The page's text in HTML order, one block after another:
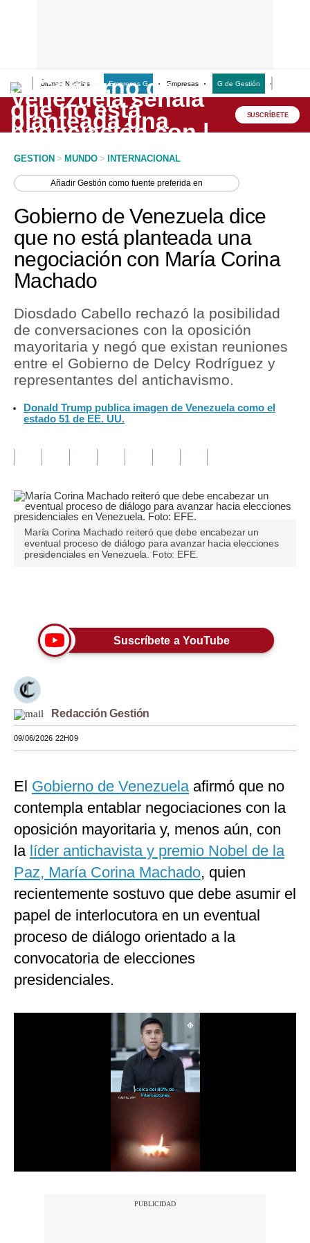
Últimas Noticias Empresas G Empresas G de Gestión
Lo último
Peru Quiosco
Economía
Mercados
Perú
Política
Tu Dinero
Finanzas Personales
Plus G
Opinión
Pregunta de hoy
Blogs
Tendencias
Moda
Mundo
EEUU
México
España
Internacional
Tecnología
Mix
G de Gestión
Notas Contratadas
Podcast
SUSCRÍBETE
GESTION > MUNDO > INTERNACIONAL
AñadirGestión como fuente preferida en
Gobierno de Venezuela dice
que no está planteada una
negociación con María Corina
Machado
Diosdado Cabello rechazó la posibilidad
de conversaciones con la oposición
mayoritaria y negó que existan reuniones
entre el Gobierno de Delcy Rodríguez y
representantes del antichavismo.
Donald Trump publica imagen de Venezuela como el
estado 51 de EE. UU.
María Corina Machado reiteró que debe encabezar un
eventual proceso de diálogo para avanzar hacia elecciones
presidenciales en Venezuela. Foto: EFE.
Suscríbete a YouTube
Redacción Gestión
09/06/2026 22H09
El Gobierno de Venezuelaafirmó que no
contempla entablar negociaciones con la
oposición mayoritaria y, menos aún, con
la líder antichavista y premio Nobel de la
Paz, María Corina Machado, quien
recientemente sostuvo que debe asumir el
papel de interlocutora en un eventual
proceso de diálogo orientado a la
convocatoria de elecciones
presidenciales.